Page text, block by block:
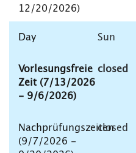
Sun
closed
closed